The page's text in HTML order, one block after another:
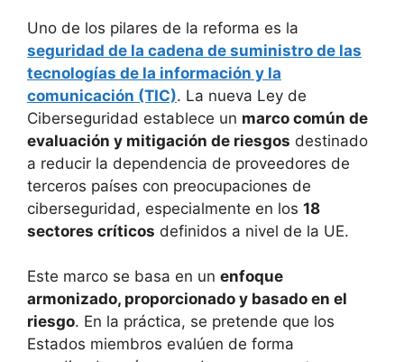
Uno de los pilares de la reforma es la
seguridad de la cadena de suministro de las
tecnologías de la información y la
comunicación (TIC). La nueva Ley de
Ciberseguridad establece un marco común de
evaluación y mitigación de riesgos destinado
a reducir la dependencia de proveedores de
terceros países con preocupaciones de
ciberseguridad, especialmente en los 18
sectores críticos definidos a nivel de la UE.
Este marco se basa en un enfoque
armonizado, proporcionado y basado en el
riesgo. En la práctica, se pretende que los
Estados miembros evalúen de forma